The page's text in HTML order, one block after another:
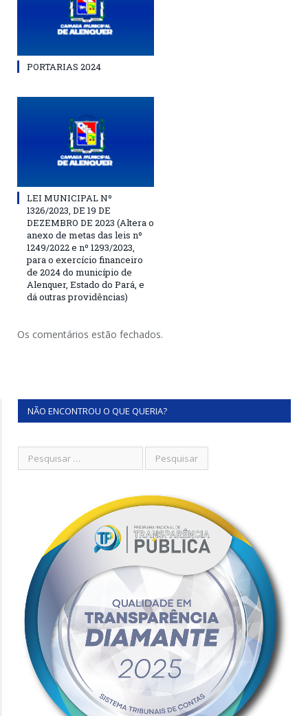
PORTARIAS 2024
LEI MUNICIPAL Nº
1326/2023, DE 19 DE
DEZEMBRO DE 2023 (Altera o
anexo de metas das leis nº
1249/2022 e nº 1293/2023,
para o exercício financeiro
de 2024 do município de
Alenquer, Estado do Pará, e
dá outras providências)
Os comentários estão fechados.
NÃO ENCONTROU O QUE QUERIA?